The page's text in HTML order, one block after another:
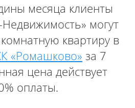
месяца клиенты
могут
квартиру в
«Ромашково» за 7
цена действует
оплаты.